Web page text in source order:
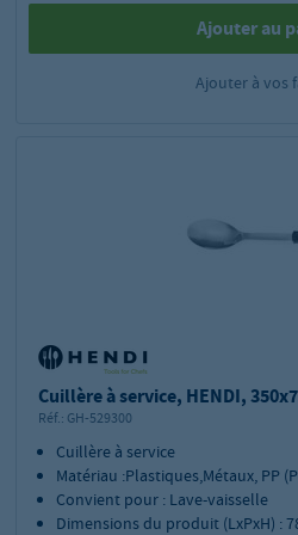
Ajouter au
Ajouter à vos
Cuillère à service, HENDI,
Réf.: GH-529300
Cuillère à service
Matériau :Plastiques,Métaux, PP
Convient pour : Lave-vaisselle
Dimensions du produit (LxPxH) :